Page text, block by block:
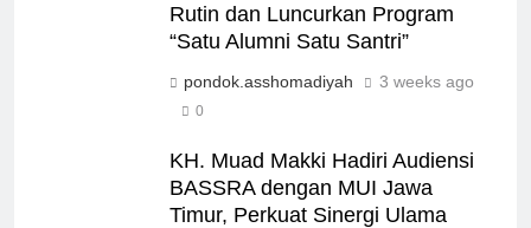
Rutin dan Luncurkan Program
“Satu Alumni Satu Santri”
pondok.asshomadiyah 3 weeks ago
0
KH. Muad Makki Hadiri Audiensi
BASSRA dengan MUI Jawa
Timur, Perkuat Sinergi Ulama